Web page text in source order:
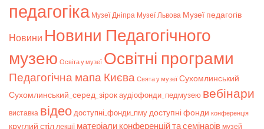
педагогіка Музеї Дніпра Музеї Львова Музеї педагогів
Новини Новини Педагогічного
музею Освіта у музеї Освітні програми
Педагогічна мапа Києва Свята у музеї Сухомлинський
Сухомлинський_серед_зірокаудіофонди_педмузею вебінари
виставка відеодоступні_фонди_пмудоступні фонди конференція
круглий стіл лекції матеріали конференцій та семінарів музей